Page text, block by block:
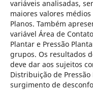
variáveis analisadas,
maiores valores
Planos. Também
variável Área de
Plantar e Pressão
grupos. Os resultados
deve dar aos sujeitos
Distribuição de
surgimento de